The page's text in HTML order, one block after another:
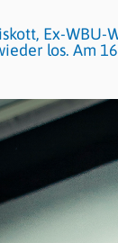
Ex-
los. Am